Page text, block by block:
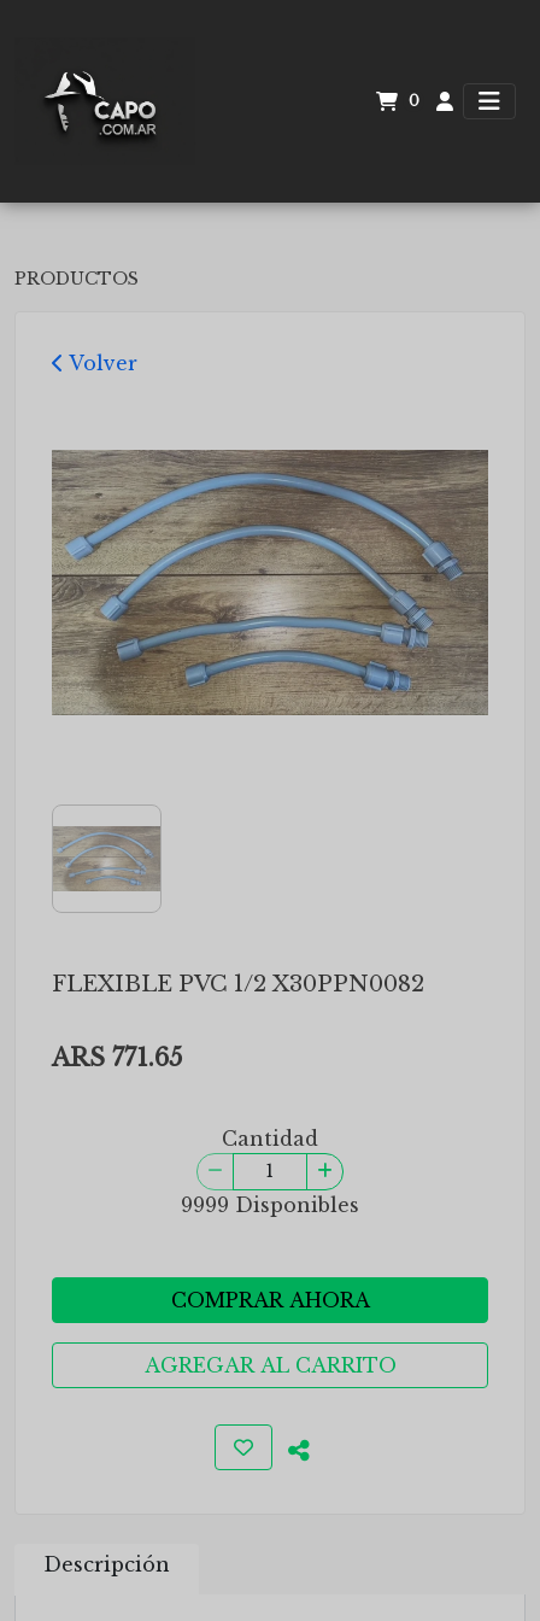
0
PRODUCTOS
Volver
FLEXIBLE PVC 1/2 X30PPN0082
ARS 771.65
Cantidad
9999 Disponibles
COMPRAR AHORA
AGREGAR AL CARRITO
Descripción